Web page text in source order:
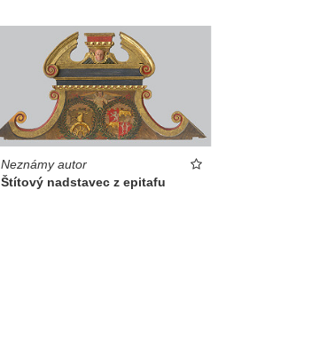
Neznámy autor
Štítový nadstavec z epitafu